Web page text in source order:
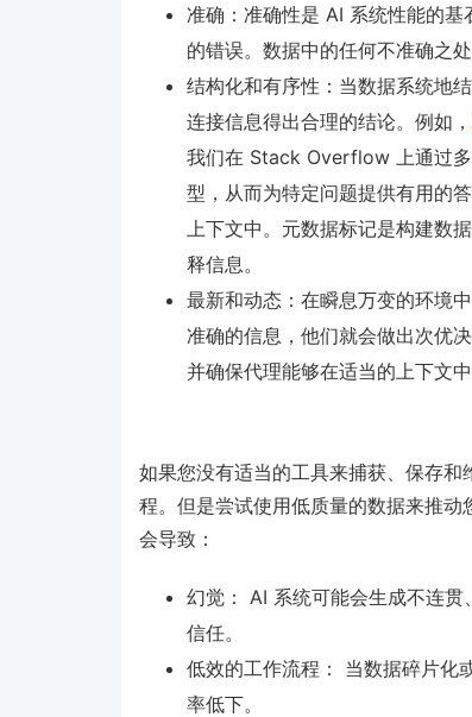
准确：准确性是 AI 系统性能的
的错误。数据中的任何不准确之
结构化和有序性：当数据系统地
连接信息得出合理的结论。例如，
我们在 Stack Overflow 上通过
型，从而为特定问题提供有用的
上下文中。元数据标记是构建数
释信息。
最新和动态：在瞬息万变的环境
准确的信息，他们就会做出次优
并确保代理能够在适当的上下文中
如果您没有适当的工具来捕获、保存
程。但是尝试使用低质量的数据来推
会导致：
幻觉： AI 系统可能会生成不连
信任。
低效的工作流程： 当数据碎片化
率低下。